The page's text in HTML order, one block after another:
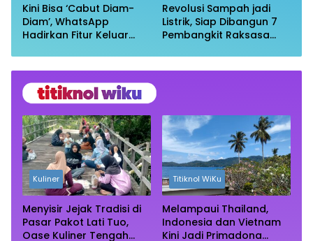
Kini Bisa ‘Cabut Diam-
Diam’, WhatsApp
Hadirkan Fitur Keluar
Revolusi Sampah jadi
Listrik, Siap Dibangun 7
Pembangkit Raksasa
Kuliner
Menyisir Jejak Tradisi di
Pasar Pakot Lati Tuo,
Oase Kuliner Tengah
Titiknol WiKu
Melampaui Thailand,
Indonesia dan Vietnam
Kini Jadi Primadona